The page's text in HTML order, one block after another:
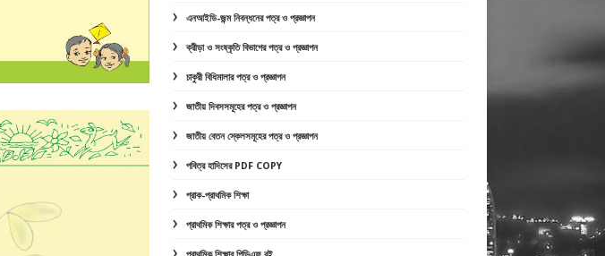
এনআইডি-জন্ম নিবন্ধনের পত্র ও প্রজ্ঞাপন
ক্রীড়া ও সংষ্কৃতি বিভাগের পত্র ও প্রজ্ঞাপন
চাকুরী বিধিমালার পত্র ও প্রজ্ঞাপন
জাতীয় দিবসসমূহের পত্র ও প্রজ্ঞাপন
জাতীয় বেতন স্কেলসমূহের পত্র ও প্রজ্ঞাপন
পবিত্র হাদিসের PDF COPY
প্রাক-প্রাথমিক শিক্ষা
প্রাথমিক শিক্ষার পত্র ও প্রজ্ঞাপন